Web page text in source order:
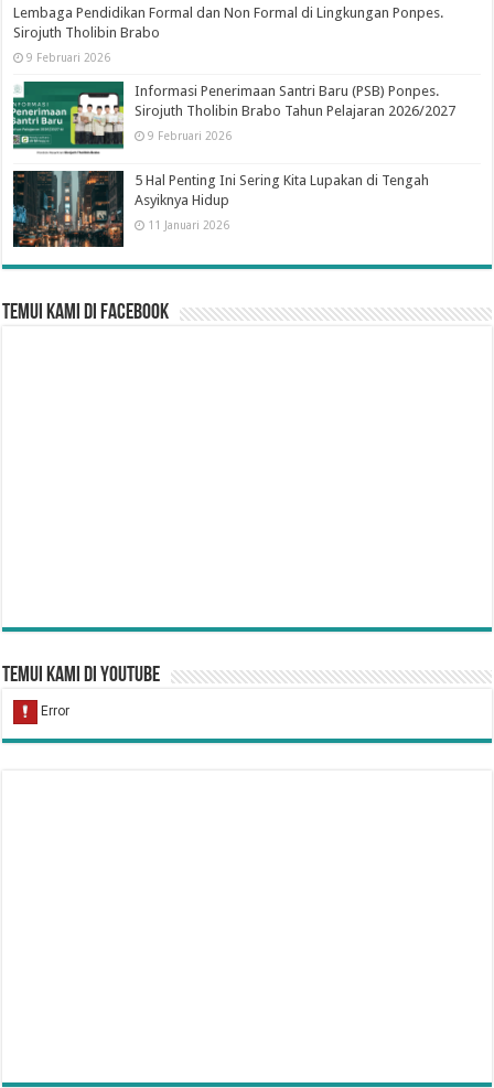
Lembaga Pendidikan Formal dan Non Formal di Lingkungan Ponpes.
Sirojuth Tholibin Brabo
9 Februari 2026
Informasi Penerimaan Santri Baru (PSB) Ponpes.
Sirojuth Tholibin Brabo Tahun Pelajaran 2026/2027
9 Februari 2026
5 Hal Penting Ini Sering Kita Lupakan di Tengah
Asyiknya Hidup
11 Januari 2026
Temui Kami di Facebook
Temui Kami di YouTube